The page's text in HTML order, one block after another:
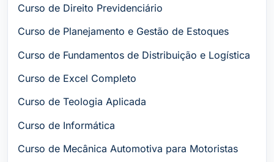
Curso de Direito Previdenciário
Curso de Planejamento e Gestão de Estoques
Curso de Fundamentos de Distribuição e Logística
Curso de Excel Completo
Curso de Teologia Aplicada
Curso de Informática
Curso de Mecânica Automotiva para Motoristas